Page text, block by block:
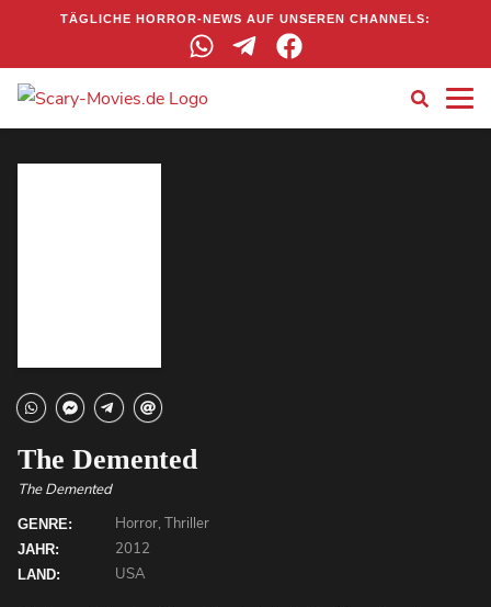
TÄGLICHE HORROR-NEWS AUF UNSEREN CHANNELS:
The Demented
The Demented
GENRE: Horror, Thriller
JAHR: 2012
LAND: USA